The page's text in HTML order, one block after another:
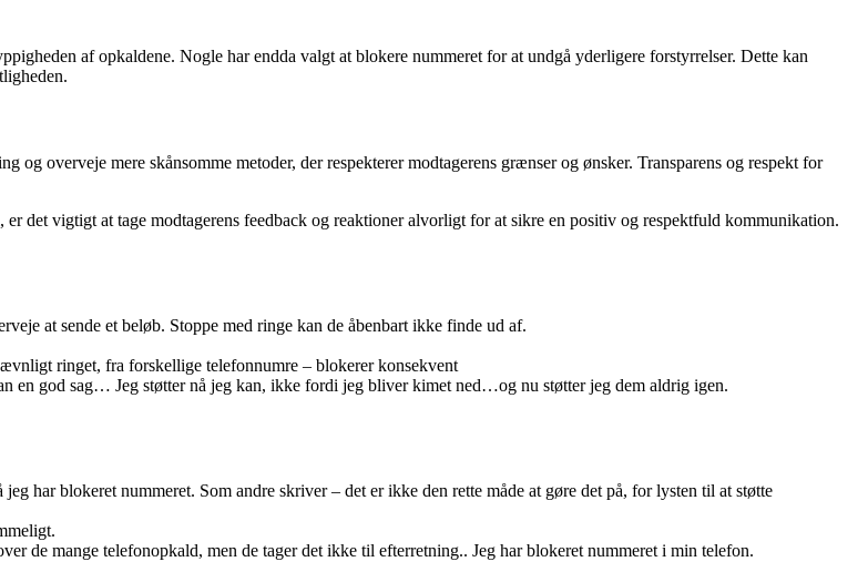
af opkaldene. Nogle har endda valgt at blokere nummeret for at undgå yderligere forstyrrelser. Dette kan
overveje mere skånsomme metoder, der respekterer modtagerens grænser og ønsker. Transparens og respekt for
det vigtigt at tage modtagerens feedback og reaktioner alvorligt for at sikre en positiv og respektfuld kommunikation.
at sende et beløb. Stoppe med ringe kan de åbenbart ikke finde ud af.
ringet, fra forskellige telefonnumre – blokerer konsekvent
en god sag… Jeg støtter nå jeg kan, ikke fordi jeg bliver kimet ned…og nu støtter jeg dem aldrig igen.
har blokeret nummeret. Som andre skriver – det er ikke den rette måde at gøre det på, for lysten til at støtte
de mange telefonopkald, men de tager det ikke til efterretning.. Jeg har blokeret nummeret i min telefon.